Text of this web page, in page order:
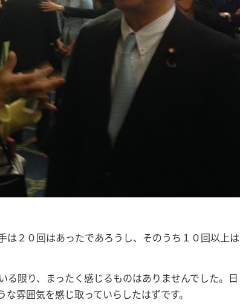
２０回はあったであろうし、そのうち１０回以上は
限り、まったく感じるものはありませんでした。日
雰囲気を感じ取っていらしたはずです。